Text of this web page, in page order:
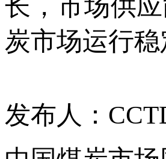
长，市场供
炭市场运行
发布人：